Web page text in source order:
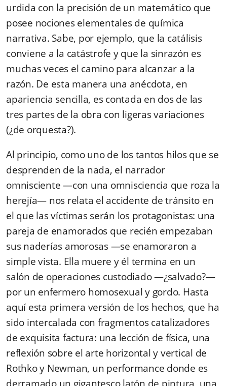
urdida con la precisión de un matemático que
posee nociones elementales de química
narrativa. Sabe, por ejemplo, que la catálisis
conviene a la catástrofe y que la sinrazón es
muchas veces el camino para alcanzar a la
razón. De esta manera una anécdota, en
apariencia sencilla, es contada en dos de las
tres partes de la obra con ligeras variaciones
(¿de orquesta?).
Al principio, como uno de los tantos hilos que se
desprenden de la nada, el narrador
omnisciente —con una omnisciencia que roza la
herejía— nos relata el accidente de tránsito en
el que las víctimas serán los protagonistas: una
pareja de enamorados que recién empezaban
sus naderías amorosas —se enamoraron a
simple vista. Ella muere y él termina en un
salón de operaciones custodiado —¿salvado?—
por un enfermero homosexual y gordo. Hasta
aquí esta primera versión de los hechos, que ha
sido intercalada con fragmentos catalizadores
de exquisita factura: una lección de física, una
reflexión sobre el arte horizontal y vertical de
Rothko y Newman, un performance donde es
derramado un gigantesco latón de pintura, una